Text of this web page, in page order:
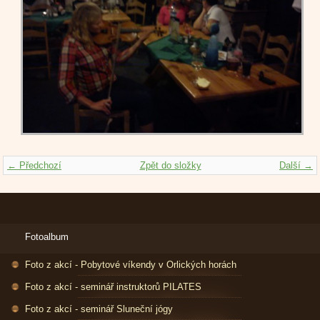
← Předchozí Další →
Zpět do složky
Fotoalbum
Foto z akcí - Pobytové víkendy v Orlických horách
Foto z akcí - seminář instruktorů PILATES
Foto z akcí - seminář Sluneční jógy